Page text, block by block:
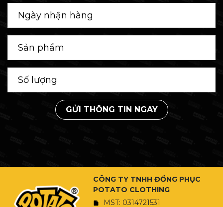
GỬI THÔNG TIN NGAY
CÔNG TY TNHH ĐỒNG PHỤC
POTATO CLOTHING
MST: 0314721531